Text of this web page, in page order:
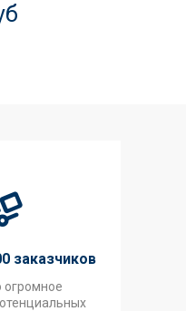
заказчиков
огромное